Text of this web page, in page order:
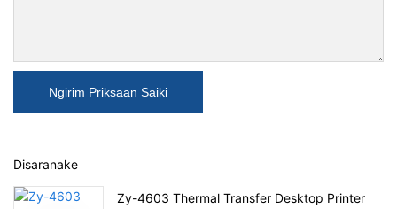
Ngirim Priksaan Saiki
Disaranake
Zy-4603 Thermal Transfer Desktop Printer